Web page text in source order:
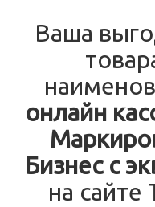
Ваша
онлайн
Бизнес с
на сайте